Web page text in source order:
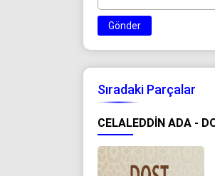
Gönder
Sıradaki Parçalar
CELALEDDIN ADA -